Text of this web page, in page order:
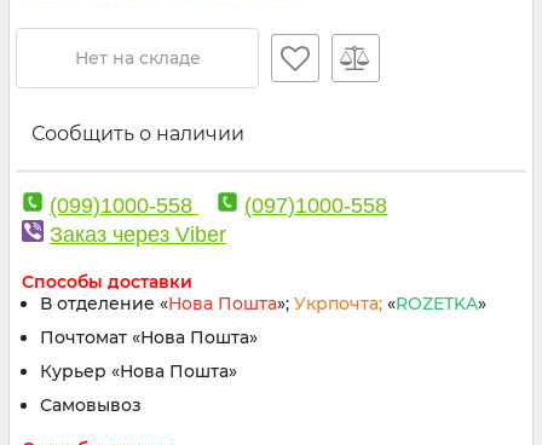
Нет на складе
Сообщить о наличии
(099)1000-558
(097)1000-558
Заказ через Viber
Способы доставки
В отделение «Нова Пошта»; Укрпочта; «ROZETKA»
Почтомат «Нова Пошта»
Курьер «Нова Пошта»
Самовывоз